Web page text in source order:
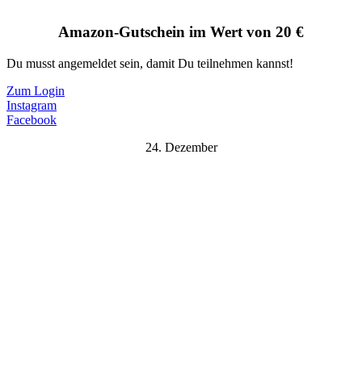
Amazon-Gutschein im Wert von 20 €
Du musst angemeldet sein, damit Du teilnehmen kannst!
Zum Login
Instagram
Facebook
24. Dezember